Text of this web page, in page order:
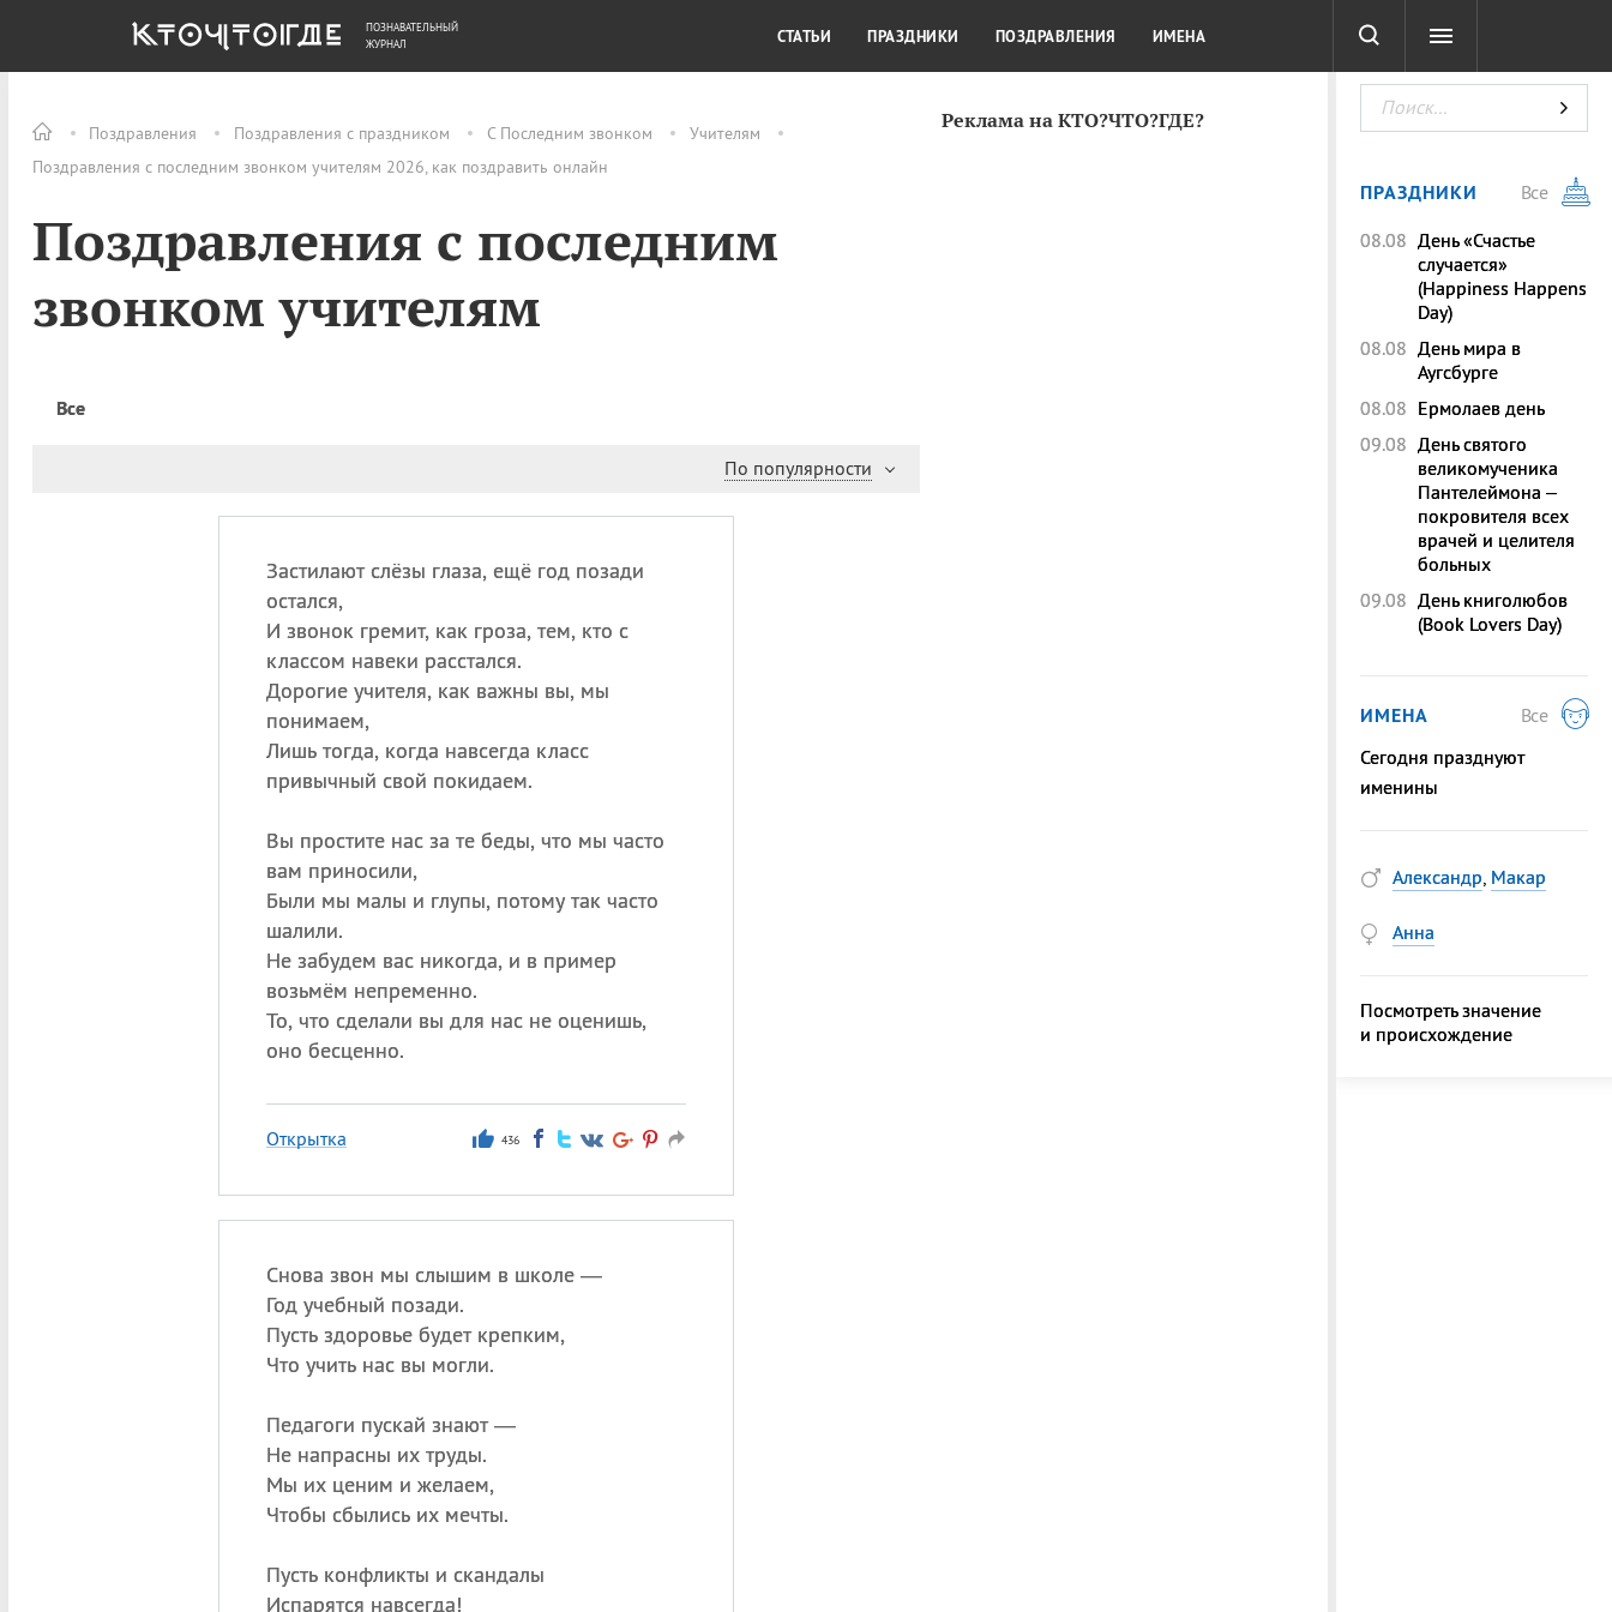
Поздравления Поздравления с праздником С Последним звонком
Учителям
Поздравления с последним звонком учителям 2026, как поздравить онлайн
Поздравления с последним
звонком учителям
Все
По популярности
Застилают слёзы глаза, ещё год позади
остался,
И звонок гремит, как гроза, тем, кто с
классом навеки расстался.
Дорогие учителя, как важны вы, мы
понимаем,
Лишь тогда, когда навсегда класс
привычный свой покидаем.
Вы простите нас за те беды, что мы часто
вам приносили,
Были мы малы и глупы, потому так часто
шалили.
Не забудем вас никогда, и в пример
возьмём непременно.
То, что сделали вы для нас не оценишь,
оно бесценно.
Открытка 436
Снова звон мы слышим в школе —
Год учебный позади.
Пусть здоровье будет крепким,
Что учить нас вы могли.
Педагоги пускай знают —
Не напрасны их труды.
Мы их ценим и желаем,
Чтобы сбылись их мечты.
Пусть конфликты и скандалы
Испарятся навсегда!
Реклама на КТО?ЧТО?ГДЕ?
ОБЩЕСТВО ДЕНЬГИ КУЛЬТУРА КРАСОТА ТЕСТЫ
ПОЗНАВАТЕЛЬНЫЙ
ЖУРНАЛ
СТАТЬИ ПРАЗДНИКИ ПОЗДРАВЛЕНИЯ ИМЕНА
ПРАЗДНИКИ
Все
08.08 День «Счастье
случается»
(Happiness Happens
Day)
08.08 День мира в
Аугсбурге
08.08 Ермолаев день
09.08 День святого
великомученика
Пантелеймона –
покровителя всех
врачей и целителя
больных
09.08 День книголюбов
(Book Lovers Day)
ИМЕНА
Все
Сегодня празднуют
именины
Александр, Макар
Анна
Посмотреть значение
и происхождение